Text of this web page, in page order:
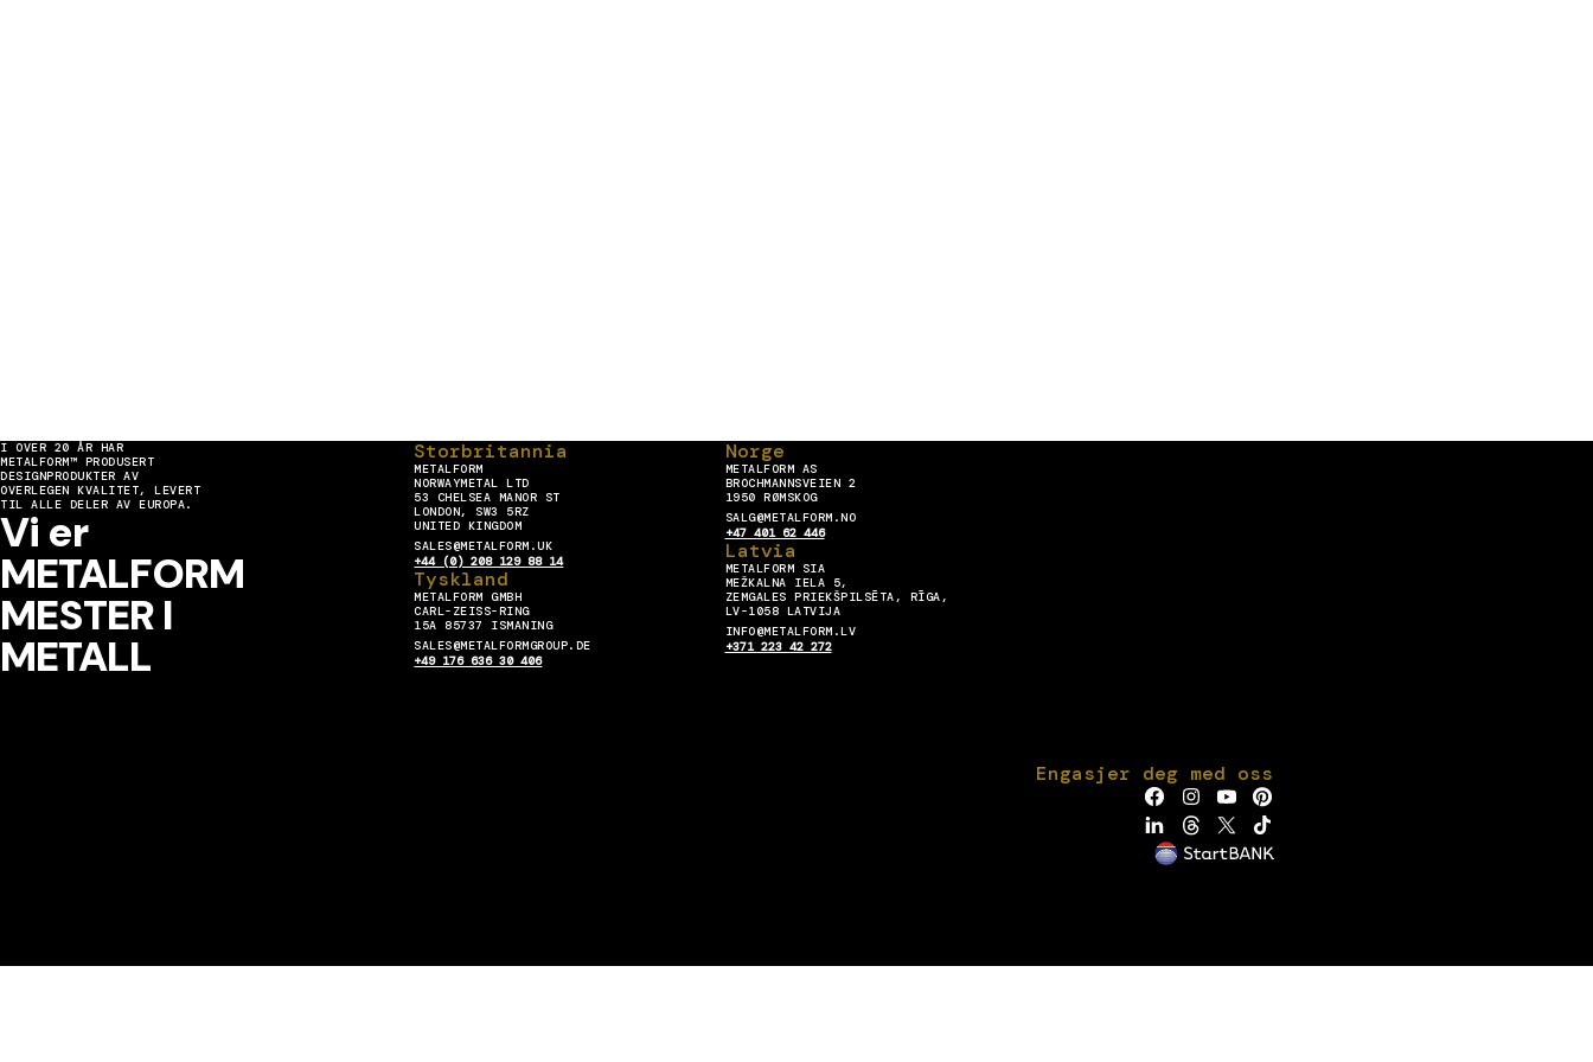
I OVER 20 ÅR HAR
METALFORM™ PRODUSERT
DESIGNPRODUKTER AV
OVERLEGEN KVALITET, LEVERT
TIL ALLE DELER AV EUROPA.
Vi er
METALFORM
MESTER I
METALL
Storbritannia
METALFORM
NORWAYMETAL LTD
53 CHELSEA MANOR ST
LONDON, SW3 5RZ
UNITED KINGDOM
SALES@METALFORM.UK
+44 (0) 208 129 88 14
Tyskland
METALFORM GMBH
CARL-ZEISS-RING
15A 85737 ISMANING
SALES@METALFORMGROUP.DE
+49 176 636 30 406
Norge
METALFORM AS
BROCHMANNSVEIEN 2
1950 RØMSKOG
SALG@METALFORM.NO
+47 401 62 446
Latvia
METALFORM SIA
MEŽKALNA IELA 5,
ZEMGALES PRIEKŠPILSĒTA, RĪGA,
LV-1058 LATVIJA
INFO@METALFORM.LV
+371 223 42 272
Engasjer deg med oss